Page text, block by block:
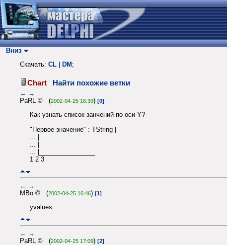
Вниз
Скачать: CL DM ;
Chart Найти похожие ветки
← →
PaRL © (2002-04-25 16:39) [0]
Как узнать список занчений по оси Y?
"Первое значение" : TString |
... |
... |
... |________________
1 2 3
← →
MBo © (2002-04-25 16:46) [1]
yvalues
← →
PaRL © (2002-04-25 17:09) [2]